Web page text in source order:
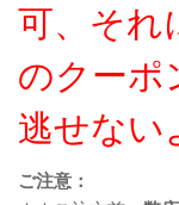
可、それ
のクーポ
逃せない
ご注意：